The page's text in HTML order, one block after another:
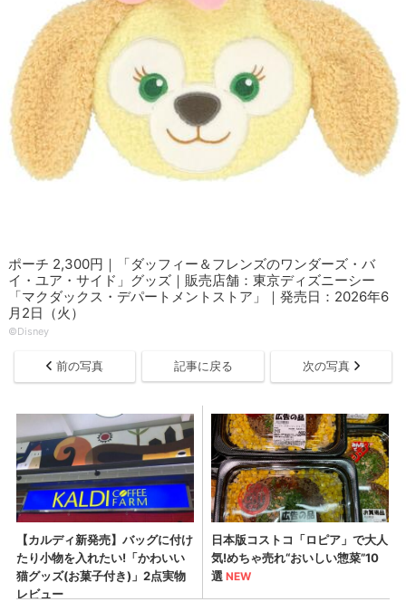
ポーチ 2,300円｜「ダッフィー＆フレンズのワンダーズ・バ
イ・ユア・サイド」グッズ｜販売店舗：東京ディズニーシー
「マクダックス・デパートメントストア」｜発売日：2026年6
月2日（火）
©Disney
前の写真 記事に戻る 次の写真